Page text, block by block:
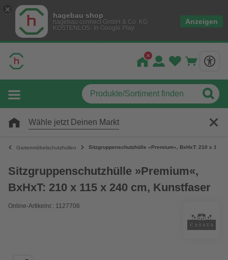
hagebau shop
hagebau connect GmbH & Co. KG
KOSTENLOS- In Google Play
Anzeigen
Wähle jetzt Deinen Markt
Gartenmöbelschutzhüllen Sitzgruppenschutzhülle »Premium«, BxHxT: 210 x 115
Sitzgruppenschutzhülle »Premium«,
BxHxT: 210 x 115 x 240 cm, Kunstfaser
Online-Artikelnr.: 1127706